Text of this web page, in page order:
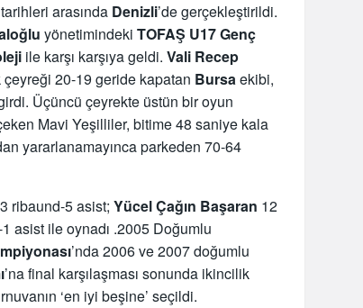
arasında Denizli’de gerçekleştirildi.
yönetimindeki TOFAŞ U17 Genç
ile karşı karşıya geldi. Vali Recep
20-19 geride kapatan Bursaekibi,
Üçüncü çeyrekte üstün bir oyun
Mavi Yeşilliler, bitime 48 saniye kala
yararlanamayınca parkeden 70-64
ribaund-5 asist; Yücel Çağın Başaran 12
asist ile oynadı .2005 Doğumlu
’nda 2006 ve 2007 doğumlu
’na final karşılaşması sonunda ikincilik
‘en iyi beşine’ seçildi.